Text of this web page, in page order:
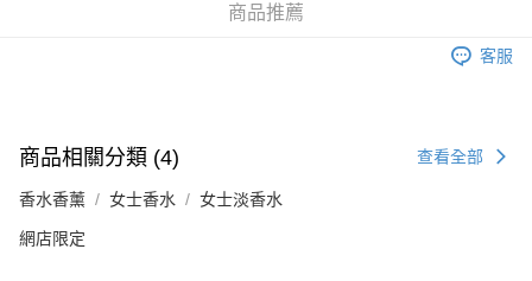
商品推薦
客服
商品相關分類 (4) 查看全部
香水香薰 女士香水 女士淡香水
網店限定